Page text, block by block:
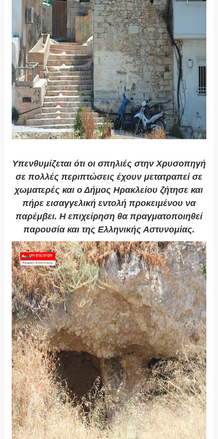
Υπενθυμίζεται ότι οι σπηλιές στην Χρυσοπηγή
σε πολλές περιπτώσεις έχουν μετατραπεί σε
χωματερές και ο Δήμος Ηρακλείου ζήτησε και
πήρε εισαγγελική εντολή προκειμένου να
παρέμβει. Η επιχείρηση θα πραγματοποιηθεί
παρουσία και της Ελληνικής Αστυνομίας.